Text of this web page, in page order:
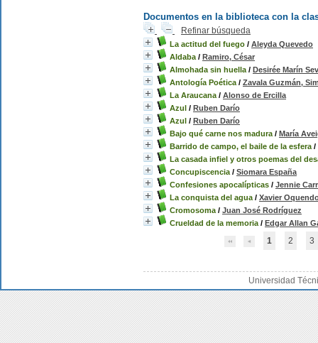
Documentos en la biblioteca con la
Refinar búsqueda
La actitud del fuego / Aleyda Quevedo
Aldaba / Ramiro, César
Almohada sin huella / Desirée Marín
Antología Poética / Zavala Guzmán,
La Araucana / Alonso de Ercilla
Azul / Ruben Darío
Azul / Ruben Darío
Bajo qué carne nos madura / María
Barrido de campo, el baile de la esfera /
La casada infiel y otros poemas del
Concupiscencia / Siomara España
Confesiones apocalípticas / Jennie
La conquista del agua / Xavier
Cromosoma / Juan José Rodríguez
Crueldad de la memoria / Edgar Allan
1 2 3
Universidad